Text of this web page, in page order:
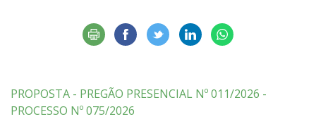
PROPOSTA - PREGÃO PRESENCIAL Nº 011/2026 -
PROCESSO Nº 075/2026